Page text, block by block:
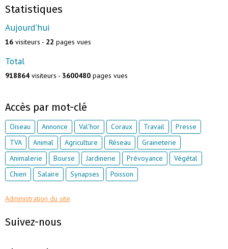
Statistiques
Aujourd'hui
16 visiteurs - 22 pages vues
Total
918864 visiteurs - 3600480 pages vues
Accès par mot-clé
Oiseau Annonce Val'hor Coraux Travail
Presse
TVA
Animal Agriculture Réseau
Graineterie
Animalerie
Bourse Jardinerie Prévoyance
Végétal
Chien
Salaire Synapses Poisson
Administration du site
Suivez-nous